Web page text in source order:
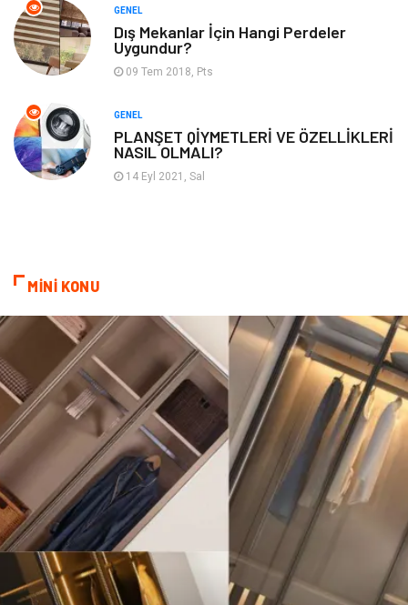
Hediyelik Eşya Kültür
Anahtar Kelime Penguen
Hosting
GENEL
Dış Mekanlar İçin Hangi Perdeler
Uygundur?
09 Tem 2018, Pts
GENEL
PLANŞET QİYMETLERİ VE ÖZELLİKLERİ
NASIL OLMALI?
14 Eyl 2021, Sal
MİNİ KONU